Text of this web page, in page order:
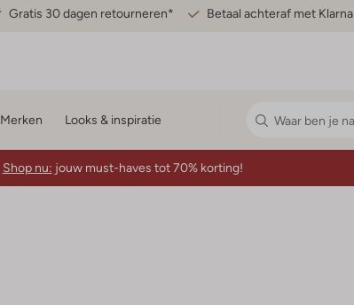
Gratis 30 dagen retourneren* Betaal achteraf met Klarna
Merken Looks & inspiratie
Shop nu: jouw must-haves tot 70% korting!